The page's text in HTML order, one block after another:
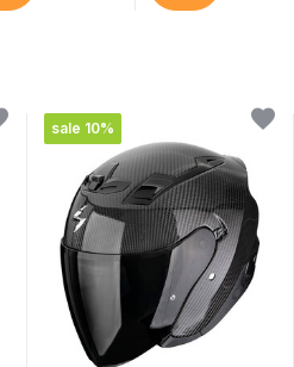
sale 10%